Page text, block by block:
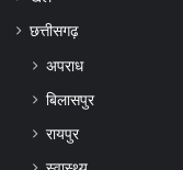
छत्तीसगढ़
अपराध
बिलासपुर
रायपुर